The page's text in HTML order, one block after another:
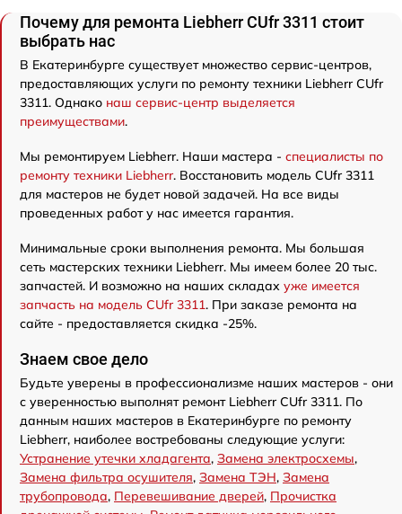
Почему для ремонта Liebherr CUfr 3311 стоит
выбрать нас
В Екатеринбурге существует множество сервис-центров,
предоставляющих услуги по ремонту техники Liebherr CUfr
3311. Однако наш сервис-центр выделяется
преимуществами.
Мы ремонтируем Liebherr. Наши мастера - специалисты по
ремонту техники Liebherr. Восстановить модель CUfr 3311
для мастеров не будет новой задачей. На все виды
проведенных работ у нас имеется гарантия.
Минимальные сроки выполнения ремонта. Мы большая
сеть мастерских техники Liebherr. Мы имеем более 20 тыс.
запчастей. И возможно на наших складах уже имеется
запчасть на модель CUfr 3311. При заказе ремонта на
сайте - предоставляется скидка -25%.
Знаем свое дело
Будьте уверены в профессионализме наших мастеров - они
с уверенностью выполнят ремонт Liebherr CUfr 3311. По
данным наших мастеров в Екатеринбурге по ремонту
Liebherr, наиболее востребованы следующие услуги:
Устранение утечки хладагента, Замена электросхемы,
Замена фильтра осушителя, Замена ТЭН, Замена
трубопровода, Перевешивание дверей, Прочистка